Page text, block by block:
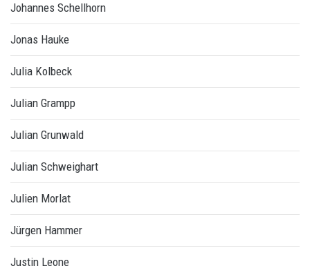
Johannes Schellhorn
Jonas Hauke
Julia Kolbeck
Julian Grampp
Julian Grunwald
Julian Schweighart
Julien Morlat
Jürgen Hammer
Justin Leone